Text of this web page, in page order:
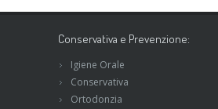
Conservativa e Prevenzione:
Igiene Orale
Conservativa
Ortodonzia